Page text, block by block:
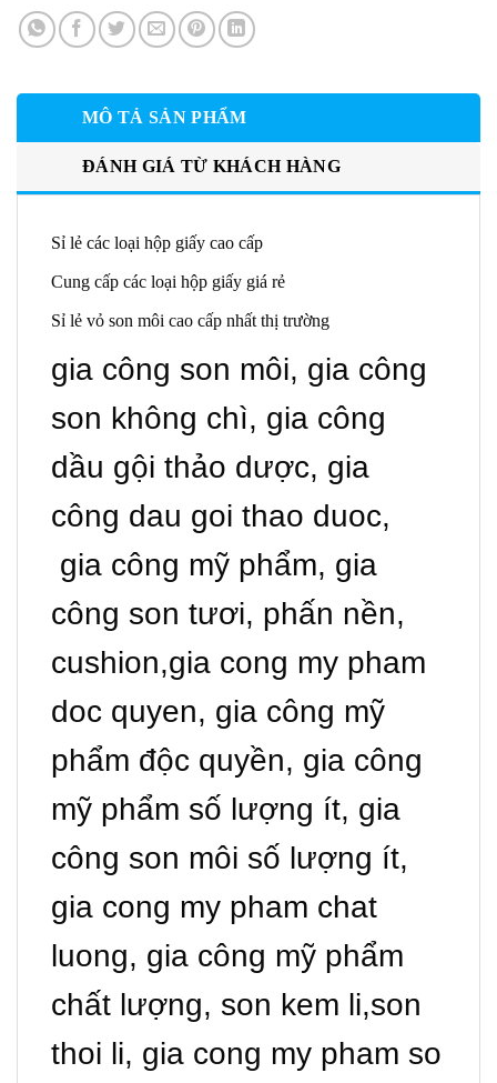
MÔ TẢ SẢN PHẨM
ĐÁNH GIÁ TỪ KHÁCH HÀNG
Sỉ lẻ các loại hộp giấy cao cấp
Cung cấp các loại hộp giấy giá rẻ
Sỉ lẻ vỏ son môi cao cấp nhất thị trường
gia công son môi, gia công
son không chì, gia công
dầu gội thảo dược, gia
công dau goi thao duoc,
gia công mỹ phẩm, gia
công son tươi, phấn nền,
cushion,gia cong my pham
doc quyen, gia công mỹ
phẩm độc quyền, gia công
mỹ phẩm số lượng ít, gia
công son môi số lượng ít,
gia cong my pham chat
luong, gia công mỹ phẩm
chất lượng, son kem li,son
thoi li, gia cong my pham so